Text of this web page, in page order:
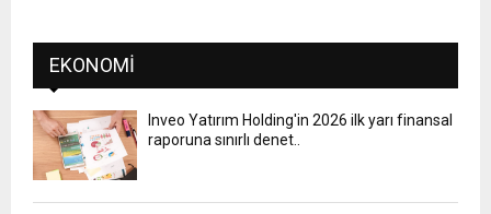
EKONOMI
Inveo Yatırım Holding'in 2026 ilk yarı finansal
raporuna sınırlı denet..